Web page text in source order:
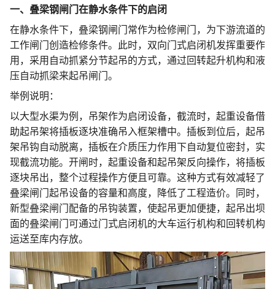
一、叠梁钢闸门在静水条件下的启闭
在静水条件下，叠梁钢闸门常作为检修闸门，为下游流道的
工作闸门创造检修条件。此时，双向门式启闭机发挥重要作
用，采用自动抓紧分节起吊的方式，通过回转起升机构和液
压自动抓梁来起吊闸门。
举例说明：
以大型水渠为例，吊架作为启闭设备，截流时，起重设备借
助起吊架将插板逐块准确吊入框架槽中。插板到位后，起吊
架吊钩自动脱离，插板在介质压力作用下自动复位密封，实
现截流功能。开闸时，起重设备和起吊架反向操作，将插板
逐块吊出，整个过程操作方便且可靠。这种方式有效减轻了
叠梁闸门起吊设备的容量和高度，降低了工程造价。同时，
新型叠梁闸门配备的吊钩装置，使起吊更加便捷，起吊出坝
面的叠梁闸门可通过门式启闭机的大车运行机构和回转机构
运送至库内存放。